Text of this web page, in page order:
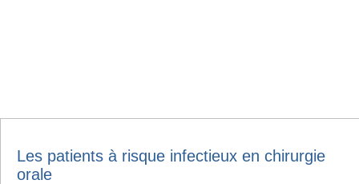
Les patients à risque infectieux en chirurgie
orale